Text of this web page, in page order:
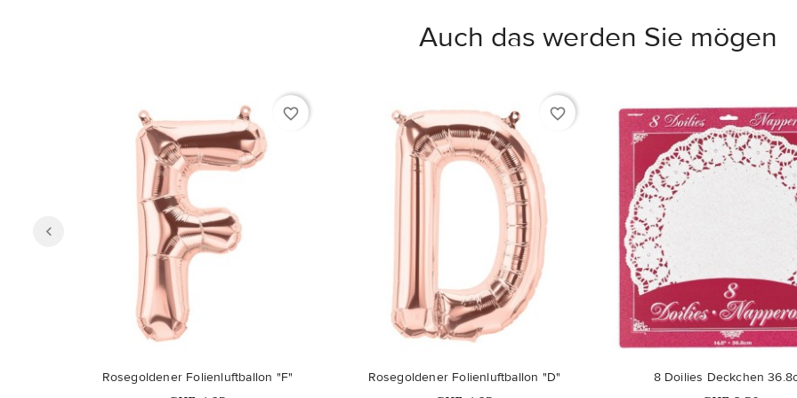
Auch das werden Sie mögen
favorite_border
Rosegoldener Folienluftballon "F"
favorite_border
Rosegoldener Folienluftballon "D"
8 Doilies Deckchen